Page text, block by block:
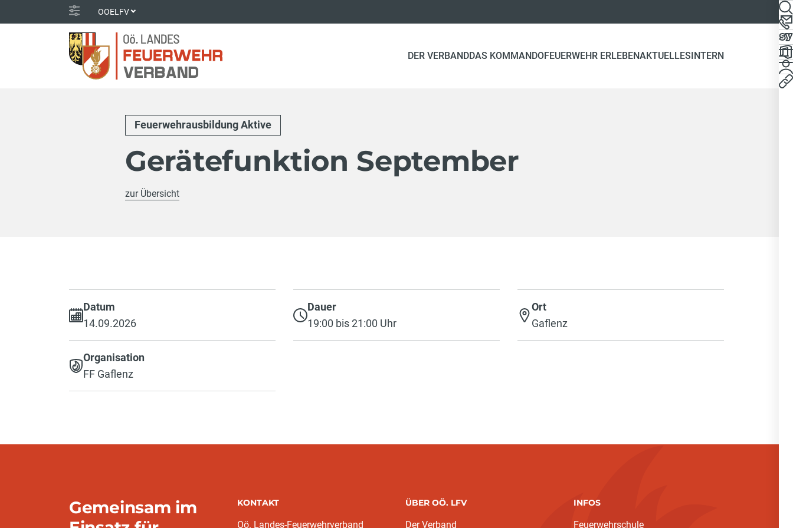
OOELFV
DER VERBANDDAS KOMMANDOFEUERWEHR ERLEBENAKTUELLESINTERN
Feuerwehrausbildung Aktive
Gerätefunktion September
zur Übersicht
Datum
14.09.2026
Dauer
19:00 bis 21:00 Uhr
Ort
Gaflenz
Organisation
FF Gaflenz
Gemeinsam im
KONTAKT
Oö. Landes-Feuerwehrverband
ÜBER OÖ. LFV
Der Verband
INFOS
Feuerwehrschule